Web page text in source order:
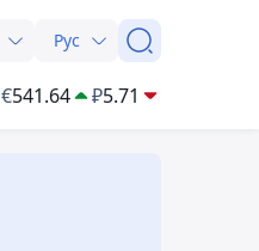
Рус
€541.64 ₽5.71